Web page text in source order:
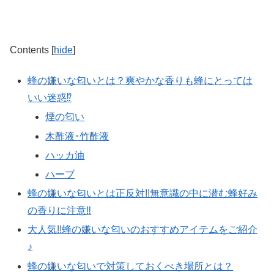
Contents [hide]
蜂の嫌いな匂いとは？爽やかな香りも蜂にとっては
いい迷惑⁉
煙の匂い
木酢液･竹酢液
ハッカ油
ハーブ
蜂の嫌いな匂いとは正反対!!無意識の中に潜む蜂好み
の香りに注意‼
大人気!!蜂の嫌いな匂いのおすすめアイテムをご紹介
♪
蜂の嫌いな匂いで対策しておくべき場所とは？